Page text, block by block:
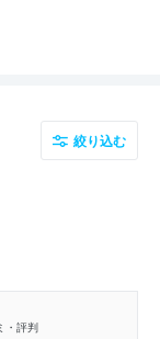
絞り込む
・評判